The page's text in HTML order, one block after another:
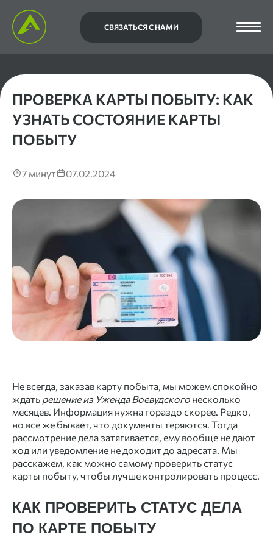
СВЯЗАТЬСЯ С НАМИ
ПРОВЕРКА КАРТЫ ПОБЫТУ: КАК
УЗНАТЬ СОСТОЯНИЕ КАРТЫ
ПОБЫТУ
7 минут 07.02.2024
Не всегда, заказав карту побыта, мы можем спокойно
ждать решениеиз Уженда Воевудского несколько
месяцев. Информация нужна гораздо скорее. Редко,
но все же бывает, что документы теряются. Тогда
рассмотрение дела затягивается, ему вообще не дают
ход или уведомление не доходит до адресата. Мы
расскажем, как можно самому проверить статус
карты побыту, чтобы лучше контролировать процесс.
КАК ПРОВЕРИТЬ СТАТУС ДЕЛА
ПО КАРТЕ ПОБЫТУ